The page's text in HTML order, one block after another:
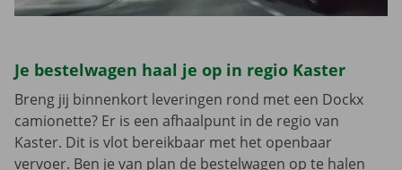
Je bestelwagen haal je op in regio Kaster
Breng jij binnenkort leveringen rond met een Dockx
camionette? Er is een afhaalpunt in de regio van
Kaster. Dit is vlot bereikbaar met het openbaar
vervoer. Ben je van plan de bestelwagen op te halen